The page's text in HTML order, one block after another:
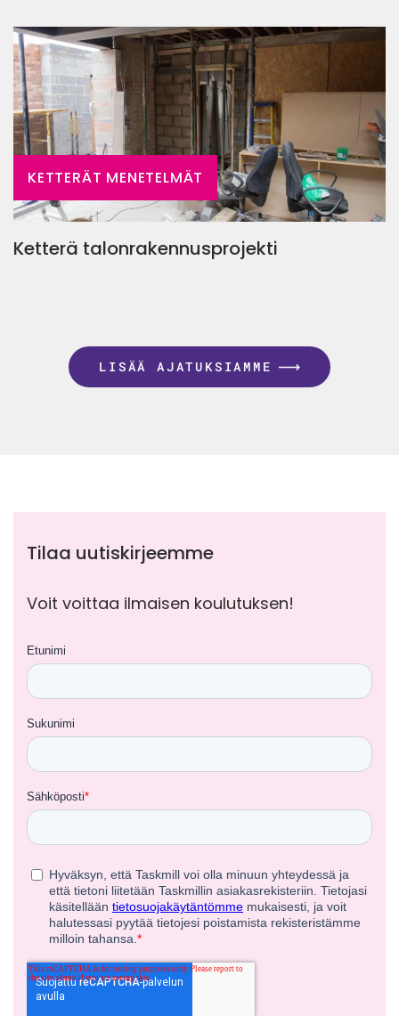
KETTERÄT MENETELMÄT
Ketterä talonrakennusprojekti
LISÄÄ AJATUKSIAMME
Tilaa uutiskirjeemme
Voit voittaa ilmaisen koulutuksen!